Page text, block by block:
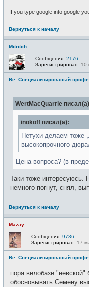
If you type google into google
Вернуться к началу
Mitritch
Сообщения: 2176
Зарегистрирован: 10
Re: Специализированый
WertMacQuarrie
inokoff писал(а):
Петухи делаем тоже
высокопрочного
Цена вопроса? (в
Таки тоже интересуюсь.
немного погнут, снял,
Вернуться к началу
Mazay
Сообщения: 9736
Зарегистрирован: 17
Re: Специализированый
пора велобазе "невской"
обосновывать Семену